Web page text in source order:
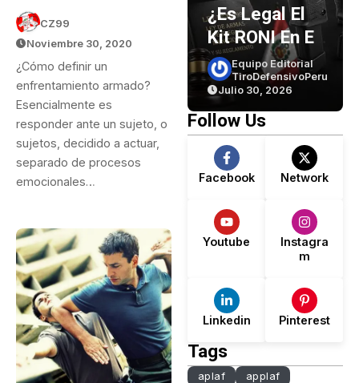
Enfrentamiento
Armado?
CZ99
Noviembre 30, 2020
¿Cómo definir un
enfrentamiento armado?
Esencialmente es
responder ante un sujeto, o
sujetos, decidido a actuar,
separado de procesos
emocionales…
Power 9mm
(parte 1)
Equipo Editorial
Julio 30, 2026
¿Es Legal El
Kit RONI En El
Perú? Lo Que
Dice La Ley… Y
Lo Que No
Dice.
Equipo Editorial
TiroDefensivoPeru
Julio 30, 2026
Follow Us
Facebook Network
Youtube
Instagra
m
Linkedin Pinterest
Tags
aplaf applaf